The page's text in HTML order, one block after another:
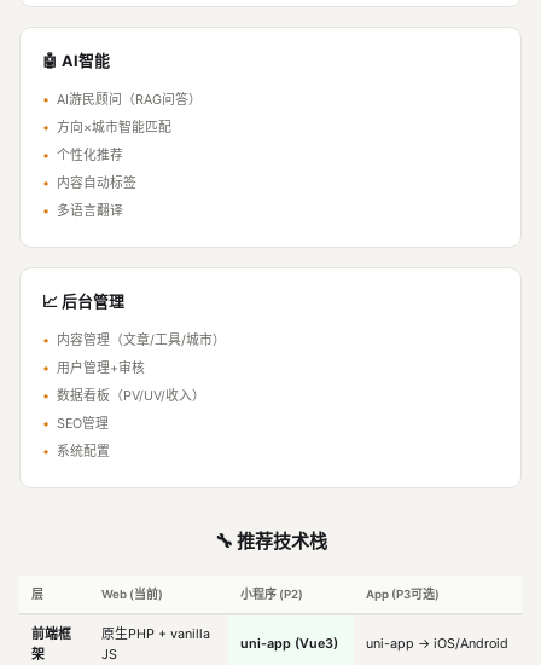
🤖 AI智能
• AI游民顾问（RAG问答）
• 方向×城市智能匹配
• 个性化推荐
•
内容自动标签
•
多语言翻译
📈 后台管理
•
内容管理（文章/工具/城市）
•
用户管理+审核
• 数据看板（PV/UV/收入）
• SEO管理
•
系统配置
🔧 推荐技术栈
层 Web (当前) 小程序 (P2) App (P3可选)
前端框
架
原生PHP + vanilla
JS
uni-app (Vue3) uni-app → iOS/Android